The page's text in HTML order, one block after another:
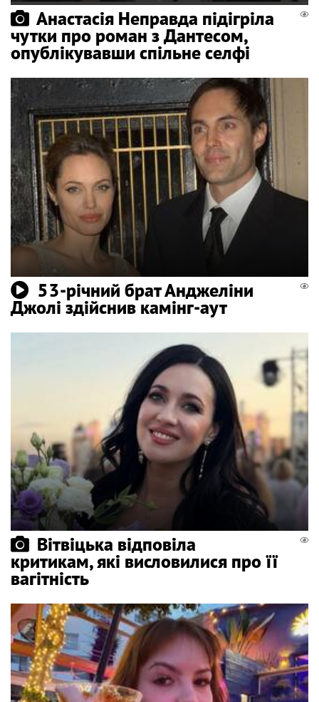
Анастасія Неправда підігріла
чутки про роман з Дантесом,
опублікувавши спільне селфі
53-річний брат Анджеліни
Джолі здійснив камінг-аут
Вітвіцька відповіла
критикам, які висловилися про її
вагітність